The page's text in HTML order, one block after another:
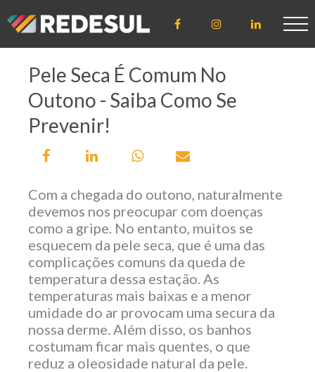
ÁREA DE ACESSO
CLIENTE
LICENCIADO
SEÇÕESDO SITE
Pele Seca É Comum No
Outono - Saiba Como Se
Prevenir!
Com a chegada do outono, naturalmente
devemos nos preocupar com doenças
como a gripe. No entanto, muitos se
esquecem da pele seca, que é uma das
complicações comuns da queda de
temperatura dessa estação. As
temperaturas mais baixas e a menor
umidade do ar provocam uma secura da
nossa derme. Além disso, os banhos
costumam ficar mais quentes, o que
reduz a oleosidade natural da pele.